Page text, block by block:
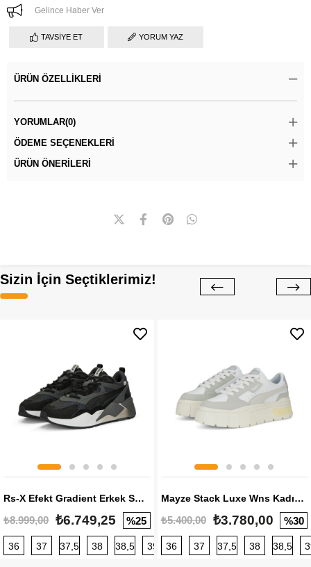
Gelince Haber Ver
TAVSIYE ET YORUM YAZ
ÜRÜN ÖZELLIKLERI
YORUMLAR(0)
ÖDEME SEÇENEKLERI
ÜRÜN ÖNERILERI
Sizin İçin Seçtiklerimiz!
Rs-X Efekt Gradient Erkek Sneaker
₺8.999,00 ₺6.749,25 %25
36 37 37,5 38 38,5 39 40 40,5 41 42 42,5
Mayze Stack Luxe Wns Kadın Sneaker
₺5.400,00 ₺3.780,00 %30
36 37 37,5 38 38,5